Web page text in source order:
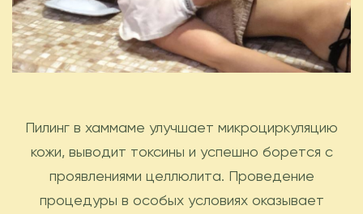
Пилинг в хаммаме улучшает микроциркуляцию
кожи, выводит токсины и успешно борется с
проявлениями целлюлита. Проведение
процедуры в особых условиях оказывает